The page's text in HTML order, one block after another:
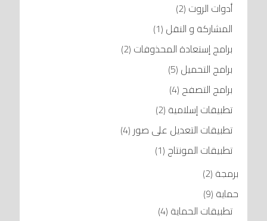
أدوات الروت (2)
المشاركة و النقل (1)
برامج إستعادة المحذوفات (2)
برامج التحميل (5)
برامج التصفح (4)
تطبيقات إسلامية (2)
تطبيقات التعديل على صور (4)
تطبيقات المونتاج (1)
برمجة (2)
حماية (9)
تطبيقات الحماية (4)